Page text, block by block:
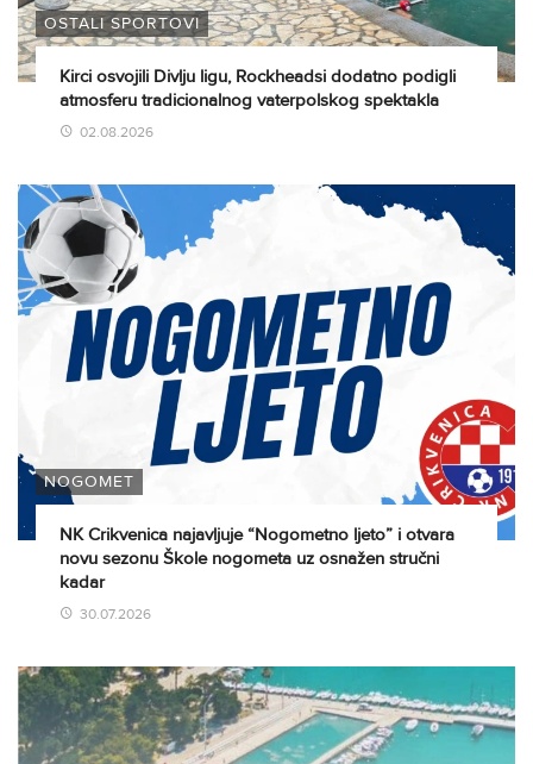
OSTALI SPORTOVI
Kirci osvojili Divlju ligu, Rockheadsi dodatno podigli
atmosferu tradicionalnog vaterpolskog spektakla
02.08.2026
NOGOMET
NK Crikvenica najavljuje “Nogometno ljeto” i otvara
novu sezonu Škole nogometa uz osnažen stručni
kadar
30.07.2026